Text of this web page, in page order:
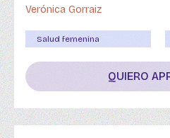
Verónica Gorraiz
Salud femenina
QUIERO